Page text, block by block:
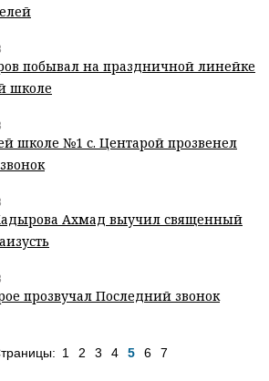
побывал на праздничной линейке
школе
школе №1 с. Центарой прозвенел
Ахмад выучил священный
прозвучал Последний звонок
1 2 3 4 5 6 7